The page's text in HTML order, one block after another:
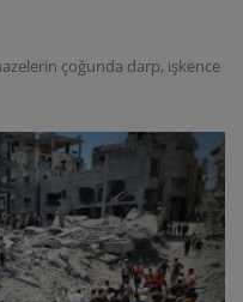
çoğunda darp, işkence